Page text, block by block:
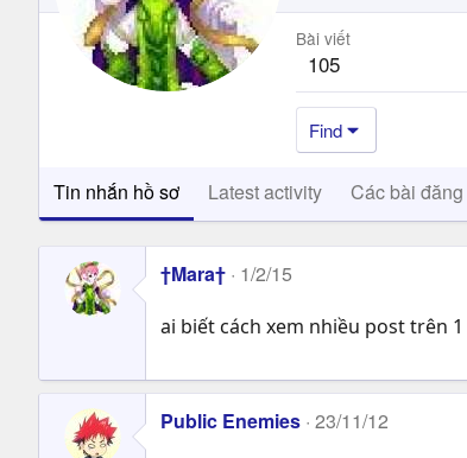
Bài viết
105
Find
Tin nhắn hồ sơ Latest activity Các bài đăng
†Mara† 1/2/15
ai biết cách xem nhiều post trên
Public Enemies 23/11/12